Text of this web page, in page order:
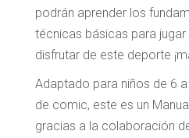
podrán aprender los
técnicas básicas para
disfrutar de este deporte
Adaptado para niños de 6
de comic, este es un
gracias a la colaboración